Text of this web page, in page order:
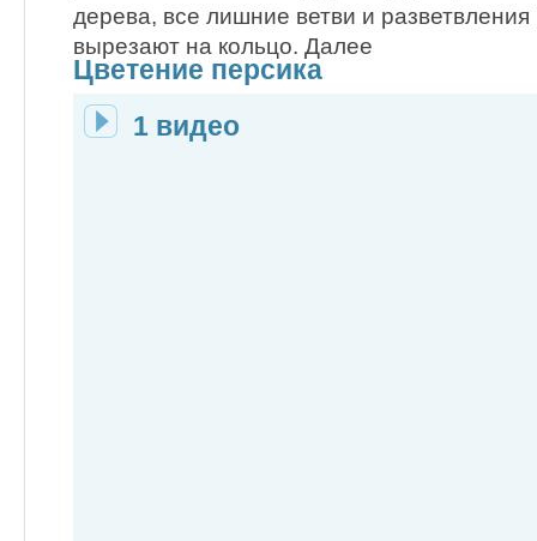
дерева, все лишние ветви и
вырезают на кольцо. Далее
Цветение персика
1 видео